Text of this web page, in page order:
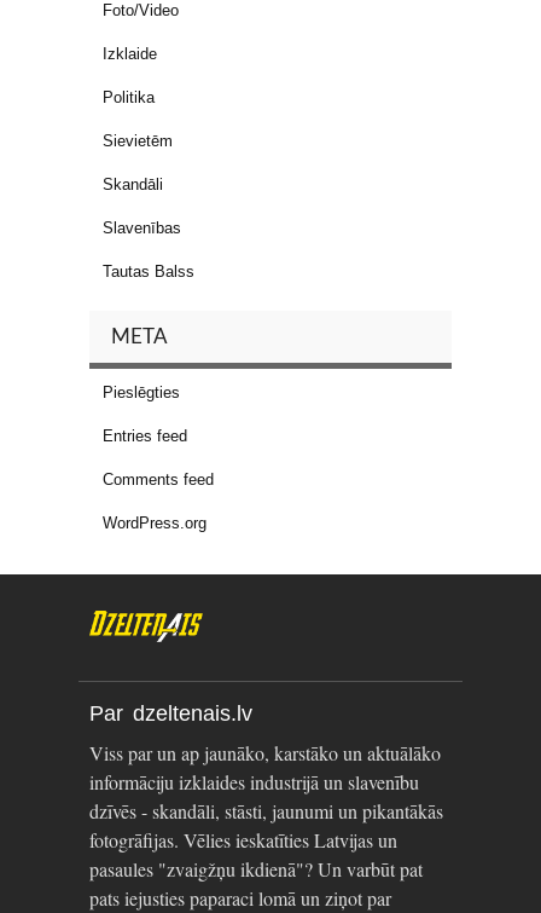
Foto/Video
Izklaide
Politika
Sievietēm
Skandāli
Slavenības
Tautas Balss
META
Pieslēgties
Entries feed
Comments feed
WordPress.org
Par dzeltenais.lv
Viss par un ap jaunāko, karstāko un aktuālāko
informāciju izklaides industrijā un slavenību
dzīvēs - skandāli, stāsti, jaunumi un pikantākās
fotogrāfijas. Vēlies ieskatīties Latvijas un
pasaules "zvaigžņu ikdienā"? Un varbūt pat
pats iejusties paparaci lomā un ziņot par